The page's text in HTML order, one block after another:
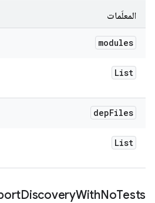
المعلَمات
modules
List
depFiles
List
DiscoveryWithNoTests